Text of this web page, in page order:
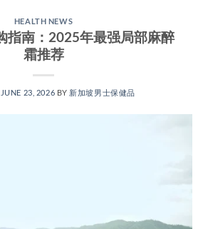
HEALTH NEWS
指南：2025年最强局部麻醉
霜推荐
JUNE 23, 2026 BY 新加坡男士保健品